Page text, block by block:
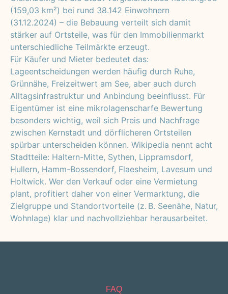
(159,03 km²) bei rund 38.142 Einwohnern
(31.12.2024) – die Bebauung verteilt sich damit
stärker auf Ortsteile, was für den Immobilienmarkt
unterschiedliche Teilmärkte erzeugt.
Für Käufer und Mieter bedeutet das:
Lageentscheidungen werden häufig durch Ruhe,
Grünnähe, Freizeitwert am See, aber auch durch
Alltagsinfrastruktur und Anbindung beeinflusst. Für
Eigentümer ist eine mikrolagenscharfe Bewertung
besonders wichtig, weil sich Preis und Nachfrage
zwischen Kernstadt und dörflicheren Ortsteilen
spürbar unterscheiden können. Wikipedia nennt acht
Stadtteile: Haltern-Mitte, Sythen, Lippramsdorf,
Hullern, Hamm-Bossendorf, Flaesheim, Lavesum und
Holtwick. Wer den Verkauf oder eine Vermietung
plant, profitiert daher von einer Vermarktung, die
Zielgruppe und Standortvorteile (z. B. Seenähe, Natur,
Wohnlage) klar und nachvollziehbar herausarbeitet.
FAQ